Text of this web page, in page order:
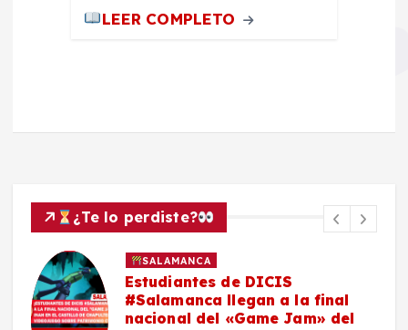
LEER COMPLETO
¿Te lo perdiste?
SALAMANCA
Estudiantes de DICIS
#Salamanca llegan a la final
nacional del «Game Jam» del